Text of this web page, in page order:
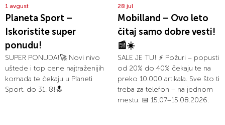
1 avgust
Planeta Sport –
Iskoristite super
ponudu!
SUPER PONUDA!🚀 Novi nivo
uštede i top cene najtraženijih
komada te čekaju u Planeti
Sport, do 31. 8!🔝
28 jul
Mobilland – Ovo leto
čitaj samo dobre vesti!
📰☀️
SALE JE TU! ⚡ Požuri – popusti
od 20% do 40% čekaju te na
preko 10.000 artikala. Sve što ti
treba za telefon – na jednom
mestu. 📅 15.07–15.08.2026.